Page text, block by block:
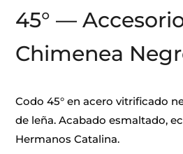
45° —
Chimenea
Codo 45° en acero vitrificado
de leña. Acabado esmaltado,
Hermanos Catalina.